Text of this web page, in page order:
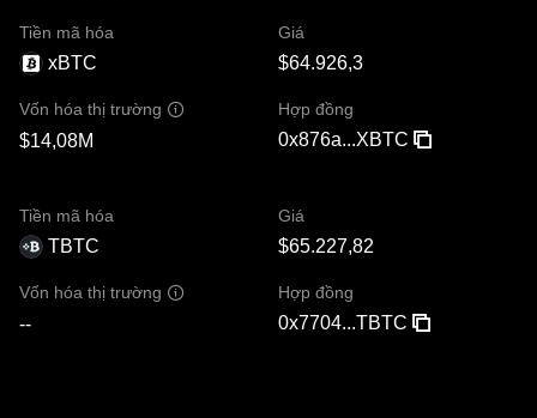
Tiền mã hóa
xBTC
Giá
$64.926,3
Vốn hóa thị trường
$14,08M
Hợp đồng
0x876a...XBTC
Tiền mã hóa
TBTC
Giá
$65.227,82
Vốn hóa thị trường
--
Hợp đồng
0x7704...TBTC